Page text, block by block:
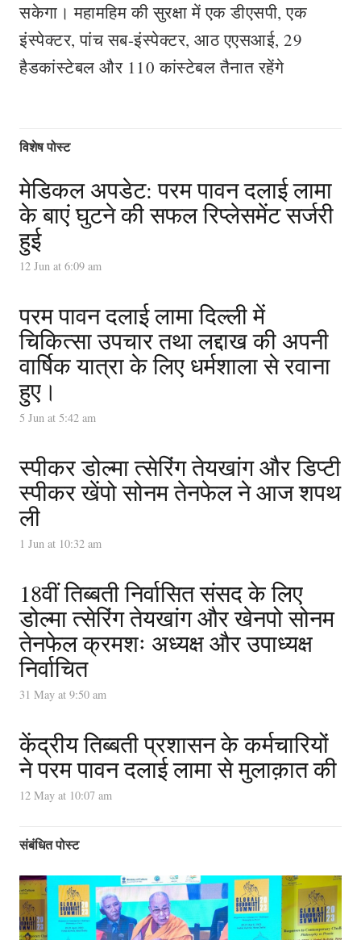
सकेगा। महामहिम की सुरक्षा में एक डीएसपी, एक
इंस्पेक्टर, पांच सब-इंस्पेक्टर, आठ एएसआई, 29
हैडकांस्टेबल और 110 कांस्टेबल तैनात रहेंगे
विशेष पोस्ट
मेडिकल अपडेट: परम पावन दलाई लामा
के बाएं घुटने की सफल रिप्लेसमेंट सर्जरी
हुई
12 Jun at 6:09 am
परम पावन दलाई लामा दिल्ली में
चिकित्सा उपचार तथा लद्दाख की अपनी
वार्षिक यात्रा के लिए धर्मशाला से रवाना
हुए।
5 Jun at 5:42 am
स्पीकर डोल्मा त्सेरिंग तेयखांग और डिप्टी
स्पीकर खेंपो सोनम तेनफेल ने आज शपथ
ली
1 Jun at 10:32 am
18वीं तिब्बती निर्वासित संसद के लिए
डोल्मा त्सेरिंग तेयखांग और खेनपो सोनम
तेनफेल क्रमशः अध्यक्ष और उपाध्यक्ष
निर्वाचित
31 May at 9:50 am
केंद्रीय तिब्बती प्रशासन के कर्मचारियों
ने परम पावन दलाई लामा से मुलाक़ात की
12 May at 10:07 am
संबंधित पोस्ट